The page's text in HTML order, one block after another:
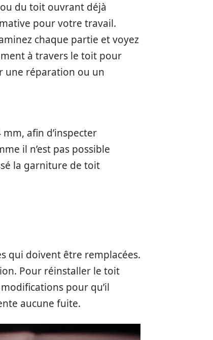
du toit ouvrant déjà
pour votre travail.
chaque partie et voyez
à travers le toit pour
une réparation ou un
afin d’inspecter
il n’est pas possible
la garniture de toit
qui doivent être remplacées.
Pour réinstaller le toit
pour qu’il
aucune fuite.